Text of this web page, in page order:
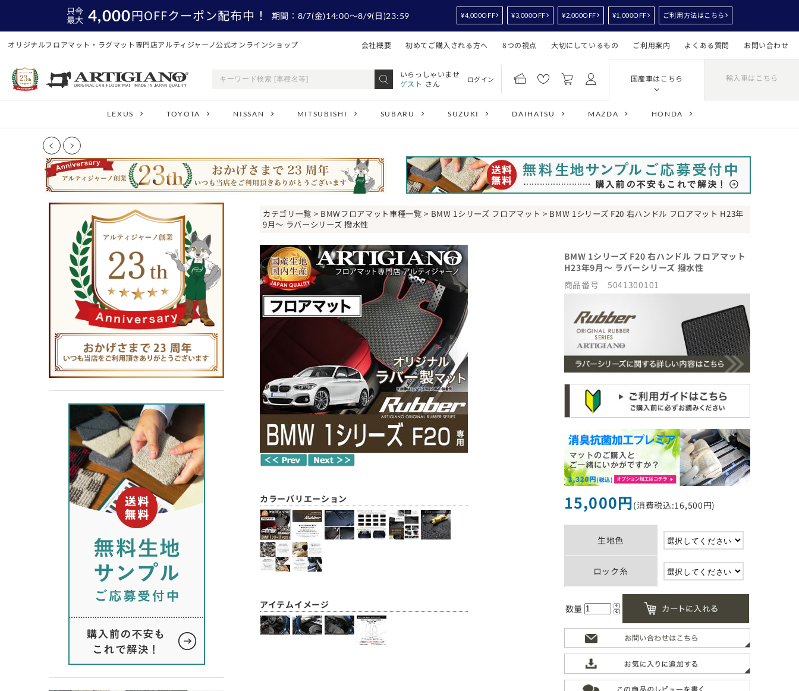
只今
最大 4,000円OFFクーポン配布中！ 期間： 8/7(金)14:00～8/9(日)23:59 ¥4,000OFF ¥3,000OFF ¥2,000OFF ¥1,000OFF ご利用方法はこちら
オリジナルフロアマット・ラグマット専門店アルティジャーノ公式オンラインショップ 会社概要 初めてご購入される方へ 8つの視点 大切にしているもの ご利用案内 よくある質問 お問い合わせ
いらっしゃいませ
ゲスト さん ログイン 国産車はこちら 輸入車はこちら
LEXUS TOYOTA NISSAN MITSUBISHI SUBARU SUZUKI DAIHATSU MAZDA HONDA
カテゴリ一覧 > BMWフロアマット車種一覧 > BMW 1シリーズ フロアマット > BMW 1シリーズ F20 右ハンドル フロアマット H23年
9月～ ラバーシリーズ 撥水性
BMW 1シリーズ F20 右ハンドル フロアマット
H23年9月～ ラバーシリーズ 撥水性
商品番号 5041300101
15,000円(消費税込:16,500円)
生地色
ロック糸
数量
カラーバリエーション
アイテムイメージ